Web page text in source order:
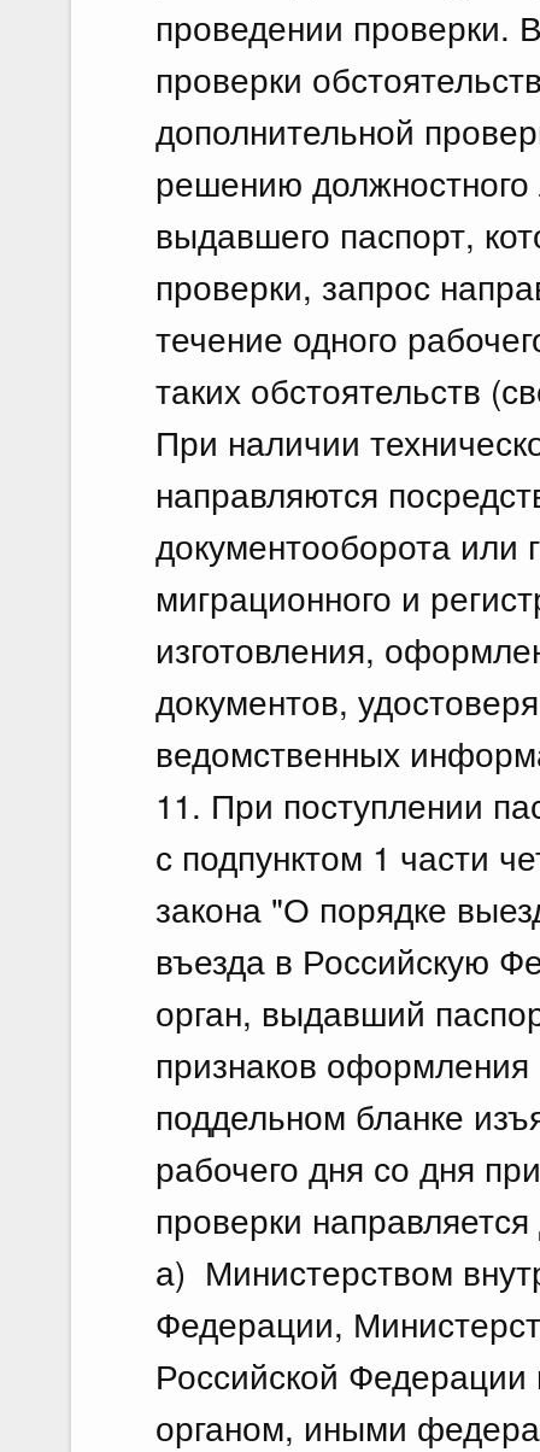
проведении проверки.
проверки
дополнительной
решению должностного
выдавшего паспорт,
проверки, запрос
течение одного
таких обстоятельств
При наличии
направляются
документооборота или
миграционного и
изготовления,
документов,
ведомственных
11. При поступлении
с подпунктом 1 части
закона "О порядке
въезда в Российскую
орган, выдавший
признаков
поддельном бланке
рабочего дня со дня
проверки
а) Министерством
Федерации,
Российской
органом, иными